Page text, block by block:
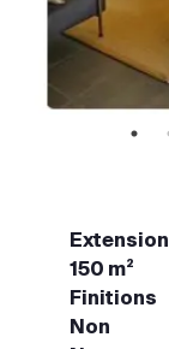
Extension
150 m²
Finitions
Non